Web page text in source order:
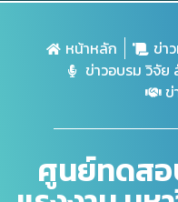
หน้าหลัก ข่า
ข่าวอบรม วิจัย
ข่
ศูนย์ทดส